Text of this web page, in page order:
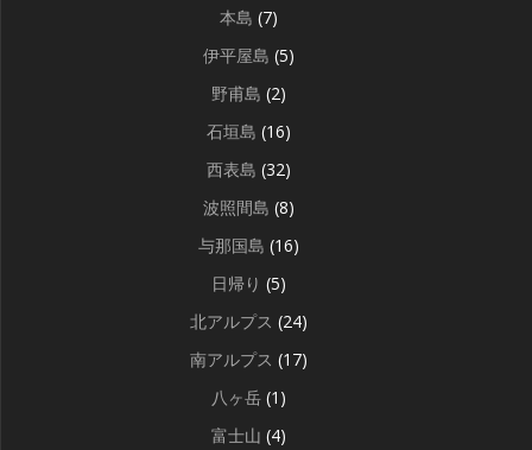
本島 (7)
伊平屋島 (5)
野甫島 (2)
石垣島 (16)
西表島 (32)
波照間島 (8)
与那国島 (16)
日帰り (5)
北アルプス (24)
南アルプス (17)
八ヶ岳 (1)
富士山 (4)